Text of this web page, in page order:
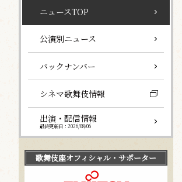
ニュースTOP
公演別ニュース
バックナンバー
シネマ歌舞伎情報
出演・配信情報
最終更新日：2026/08/06
歌舞伎座オフィシャル・サポーター